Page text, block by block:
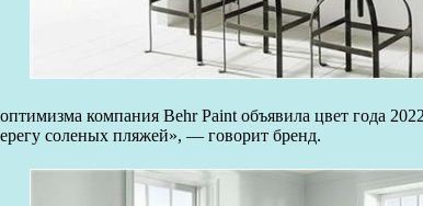
компания Behr Paint объявила цвет года
соленых пляжей», — говорит бренд.